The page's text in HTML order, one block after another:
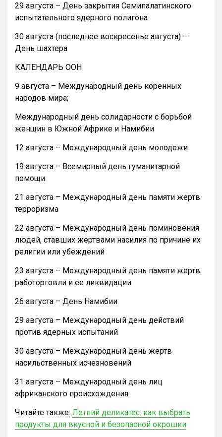
29 августа – День закрытия Семипалатинского
испытательного ядерного полигона
30 августа (последнее воскресенье августа) –
День шахтера
КАЛЕНДАРЬ ООН
9 августа – Международный день коренных
народов мира;
Международный день солидарности с борьбой
женщин в Южной Африке и Намибии
12 августа – Международный день молодежи
19 августа – Всемирный день гуманитарной
помощи
21 августа – Международный день памяти жертв
терроризма
22 августа – Международный день поминовения
людей, ставших жертвами насилия по причине их
религии или убеждений
23 августа – Международный день памяти жертв
работорговли и ее ликвидации
26 августа – День Намибии
29 августа – Международный день действий
против ядерных испытаний
30 августа – Международный день жертв
насильственных исчезновений
31 августа – Международный день лиц
африканского происхождения
Читайте также: Летний деликатес: как выбрать
продукты для вкусной и безопасной окрошки